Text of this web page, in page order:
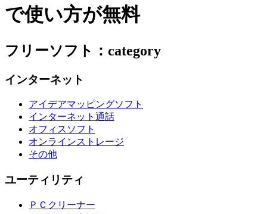
で使い方が無料
フリーソフト：category
インターネット
アイデアマッピングソフト
インターネット通話
オフィスソフト
オンラインストレージ
その他
ユーティリティ
ＰＣクリーナー